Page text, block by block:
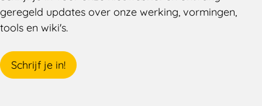
geregeld updates over onze werking, vormingen,
tools en wiki's.
Schrijf je in!